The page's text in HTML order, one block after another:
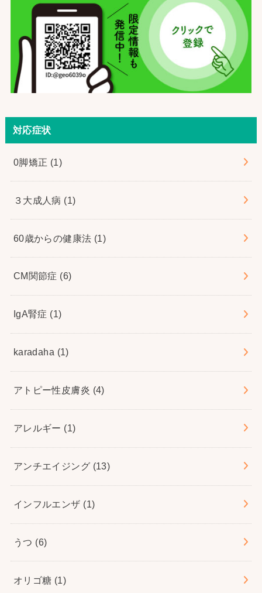
対応症状
0脚矯正 (1)
３大成人病 (1)
60歳からの健康法 (1)
CM関節症 (6)
IgA腎症 (1)
karadaha (1)
アトピー性皮膚炎 (4)
アレルギー (1)
アンチエイジング (13)
インフルエンザ (1)
うつ (6)
オリゴ糖 (1)